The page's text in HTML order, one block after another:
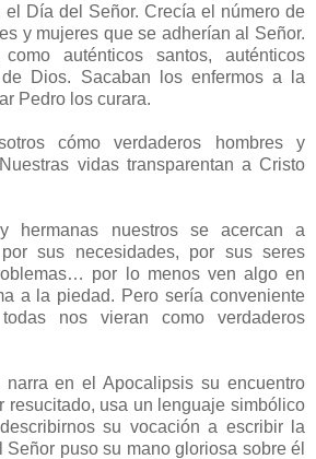
el Día del Señor. Crecía el número de
y mujeres que se adherían al Señor.
auténticos santos, auténticos
Dios. Sacaban los enfermos a la
Pedro los curara.
cómo verdaderos hombres y
vidas transparentan a Cristo
hermanas nuestros se acercan a
sus necesidades, por sus seres
por lo menos ven algo en
a la piedad. Pero sería conveniente
nos vieran como verdaderos
en el Apocalipsis su encuentro
resucitado, usa un lenguaje simbólico
su vocación a escribir la
Señor puso su mano gloriosa sobre él